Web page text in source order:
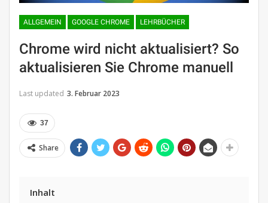
ALLGEMEIN GOOGLE CHROME LEHRBÜCHER
Chrome wird nicht aktualisiert? So
aktualisieren Sie Chrome manuell
Last updated 3. Februar 2023
37
Share
Inhalt